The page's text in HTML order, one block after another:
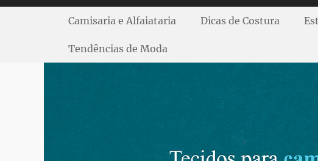
Menu Secundário
Camisaria e Alfaiataria Dicas de Costura
Tendências de Moda